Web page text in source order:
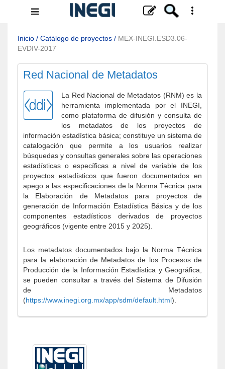
Menú
navegación
Inicio / Catálogo de proyectos / MEX-INEGI.ESD3.06-
EVDIV-2017
Red Nacional de Metadatos
La Red Nacional de Metadatos (RNM) es la
herramienta implementada por el INEGI,
como plataforma de difusión y consulta de
los metadatos de los proyectos de
información estadística básica; constituye un sistema de
catalogación que permite a los usuarios realizar
búsquedas y consultas generales sobre las operaciones
estadísticas o específicas a nivel de variable de los
proyectos estadísticos que fueron documentados en
apego a las especificaciones de la Norma Técnica para
la Elaboración de Metadatos para proyectos de
generación de Información Estadística Básica y de los
componentes estadísticos derivados de proyectos
geográficos (vigente entre 2015 y 2025).
Los metadatos documentados bajo la Norma Técnica
para la elaboración de Metadatos de los Procesos de
Producción de la Información Estadística y Geográfica,
se pueden consultar a través del Sistema de Difusión
de Metadatos
(https://www.inegi.org.mx/app/sdm/default.html).